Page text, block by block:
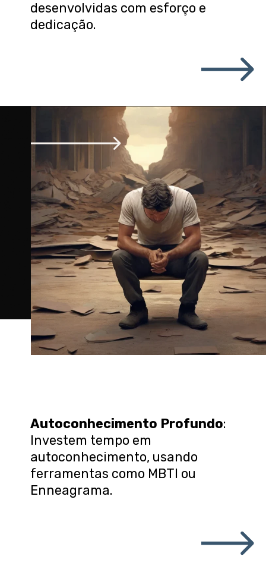
desenvolvidas com esforço e
dedicação.
Autoconhecimento Profundo:
Investem tempo em
autoconhecimento, usando
ferramentas como MBTI ou
Enneagrama.